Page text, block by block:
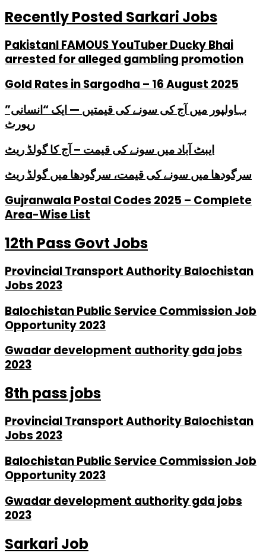
Recently Posted Sarkari Jobs
PakistanI FAMOUS YouTuber Ducky Bhai
arrested for alleged gambling promotion
Gold Rates in Sargodha – 16 August 2025
بہاولپور میں آج کی سونے کی قیمتیں — ایک “انسانی”
رپورٹ
ایبٹ آباد میں سونے کی قیمت – آج کا گولڈ ریٹ
سرگودھا میں سونے کی قیمت، سرگودھا میں گولڈ ریٹ
Gujranwala Postal Codes 2025 – Complete
Area-Wise List
12th Pass Govt Jobs
Provincial Transport Authority Balochistan
Jobs 2023
Balochistan Public Service Commission Job
Opportunity 2023
Gwadar development authority gda jobs
2023
8th pass jobs
Provincial Transport Authority Balochistan
Jobs 2023
Balochistan Public Service Commission Job
Opportunity 2023
Gwadar development authority gda jobs
2023
Sarkari Job